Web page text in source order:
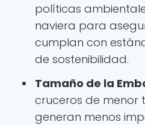
políticas
naviera para
cumplan con
de sostenibilidad.
Tamaño de la
cruceros de menor
generan menos